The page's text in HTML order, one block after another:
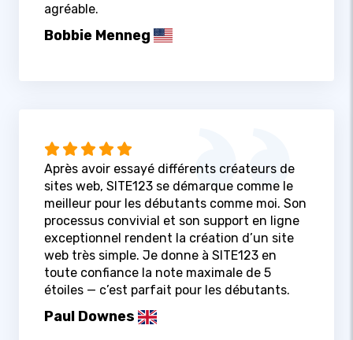
agréable.
Bobbie Menneg
Après avoir essayé différents créateurs de
sites web, SITE123 se démarque comme le
meilleur pour les débutants comme moi. Son
processus convivial et son support en ligne
exceptionnel rendent la création d’un site
web très simple. Je donne à SITE123 en
toute confiance la note maximale de 5
étoiles — c’est parfait pour les débutants.
Paul Downes